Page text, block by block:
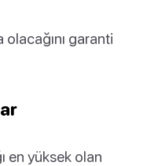
garanti
en yüksek olan